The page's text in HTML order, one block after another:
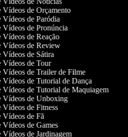
Vídeos de Orçamento
Vídeos de Paródia
Vídeos de Pronúncia
Vídeos de Reação
Vídeos de Review
Vídeos de Sátira
Vídeos de Tour
Vídeos de Trailer de Filme
Vídeos de Tutorial de Dança
Vídeos de Tutorial de Maquiagem
Vídeos de Unboxing
Vídeos de Fitness
Vídeos de Fã
Vídeos de Games
Vídeos de Jardinagem